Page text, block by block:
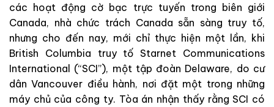
các hoạt động cờ bạc trực tuyến trong biên giới
Canada, nhà chức trách Canada sẵn sàng truy tố,
nhưng cho đến nay, mới chỉ thực hiện một lần, khi
British Columbia truy tố Starnet Communications
International (“SCI”), một tập đoàn Delaware, do cư
dân Vancouver điều hành, nơi đặt một trong những
máy chủ của công ty. Tòa án nhận thấy rằng SCI có